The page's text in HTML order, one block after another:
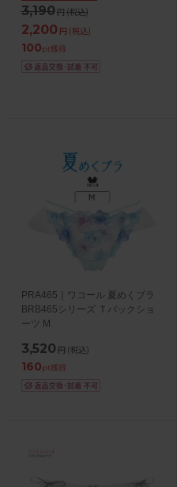
3,190円(税込)
2,200 円 (税込)
100pt獲得
PRA465｜ワコール 夏めくブラ
BRB465シリーズ Ｔバックショ
ーツ M
3,520 円 (税込)
160pt獲得